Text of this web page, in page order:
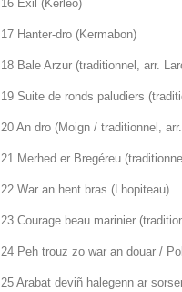
16 Exil (Kerleo)
17 Hanter-dro (Kermabon)
18 Bale Arzur (traditionnel, arr.
19 Suite de ronds paludiers
20 An dro (Moign / traditionnel,
21 Merhed er Bregéreu
22 War an hent bras (Lhopiteau)
23 Courage beau marinier
24 Peh trouz zo war an douar /
25 Arabat deviñ halegenn ar